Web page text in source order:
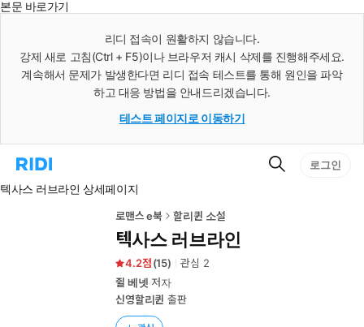
본문 바로가기
리디 접속이 원활하지 않습니다.
강제 새로 고침(Ctrl + F5)이나 브라우저 캐시 삭제를 진행해주세요.
계속해서 문제가 발생한다면 리디 접속 테스트를 통해 원인을 파악
하고 대응 방법을 안내드리겠습니다.
테스트 페이지로 이동하기
리
홈
검
로그인
텍사스 러브라인 상세페이지
로맨스 e북 할리퀸 소설
텍사스 러브라인
4.2 (15) 관심 2
쥘 베넷 저자
신영할리퀸 출판